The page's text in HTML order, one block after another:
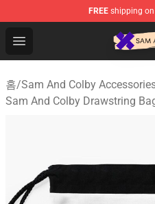
FREE shipping
Open menu
Sam And Colby Shop -
홈/Sam And Colby
Sam And Colby Drawstring